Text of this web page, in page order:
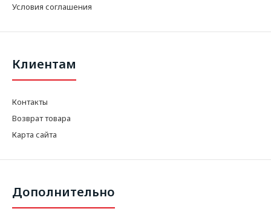
Условия соглашения
Клиентам
Контакты
Возврат товара
Карта сайта
Дополнительно